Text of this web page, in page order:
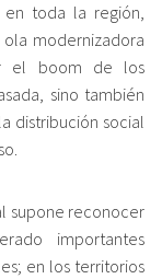
toda la región,
modernizadora
el boom de los
sino también
distribución social
supone reconocer
importantes
en los territorios